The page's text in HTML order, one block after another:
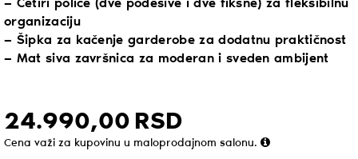
— Četiri police (dve podesive i dve fiksne) za fleksibilnu
organizaciju
— Šipka za kačenje garderobe za dodatnu praktičnost
— Mat siva završnica za moderan i sveden ambijent
24.990,00 RSD
Cena važi za kupovinu u maloprodajnom salonu.